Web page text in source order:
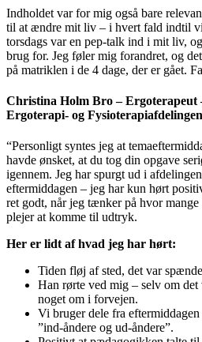
Indholdet var for mig også bare
til at ændre mit liv – i hvert fald indtil
torsdags var en pep-talk ind i mit liv,
brug for. Jeg føler mig forandret, og
på matriklen i de 4 dage, der er gået.
Christina Holm Bro – Ergoterapeut
Ergoterapi- og
“Personligt syntes jeg at
havde ønsket, at du tog din opgave
igennem. Jeg har spurgt ud i
eftermiddagen – jeg har kun hørt
ret godt, når jeg tænker på hvor
plejer at komme til udtryk.
Her er lidt af hvad jeg har hørt:
Tiden fløj af sted, det var
Han rørte ved mig – selv om
noget om i forvejen.
Vi bruger dele fra
”ind-åndere og ud-åndere”.